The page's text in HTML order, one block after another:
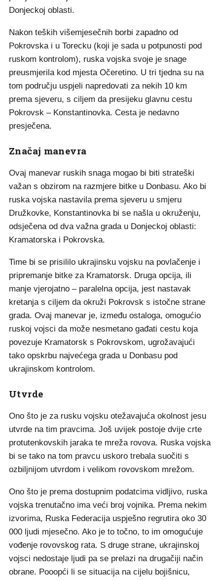
Donjeckoj oblasti.
Nakon teških višemjesečnih borbi zapadno od
Pokrovska i u Torecku (koji je sada u potpunosti pod
ruskom kontrolom), ruska vojska svoje je snage
preusmjerila kod mjesta Očeretino. U tri tjedna su na
tom području uspjeli napredovati za nekih 10 km
prema sjeveru, s ciljem da presijeku glavnu cestu
Pokrovsk – Konstantinovka. Cesta je nedavno
presječena.
Značaj manevra
Ovaj manevar ruskih snaga mogao bi biti strateški
važan s obzirom na razmjere bitke u Donbasu. Ako bi
ruska vojska nastavila prema sjeveru u smjeru
Družkovke, Konstantinovka bi se našla u okruženju,
odsječena od dva važna grada u Donjeckoj oblasti:
Kramatorska i Pokrovska.
Time bi se prisililo ukrajinsku vojsku na povlačenje i
pripremanje bitke za Kramatorsk. Druga opcija, ili
manje vjerojatno – paralelna opcija, jest nastavak
kretanja s ciljem da okruži Pokrovsk s istočne strane
grada. Ovaj manevar je, između ostaloga, omogućio
ruskoj vojsci da može nesmetano gađati cestu koja
povezuje Kramatorsk s Pokrovskom, ugrožavajući
tako opskrbu najvećega grada u Donbasu pod
ukrajinskom kontrolom.
Utvrde
Ono što je za rusku vojsku otežavajuća okolnost jesu
utvrde na tim pravcima. Još uvijek postoje dvije crte
protutenkovskih jaraka te mreža rovova. Ruska vojska
bi se tako na tom pravcu uskoro trebala suočiti s
ozbiljnijom utvrdom i velikom rovovskom mrežom.
Ono što je prema dostupnim podatcima vidljivo, ruska
vojska trenutačno ima veći broj vojnika. Prema nekim
izvorima, Ruska Federacija uspješno regrutira oko 30
000 ljudi mjesečno. Ako je to točno, to im omogućuje
vođenje rovovskog rata. S druge strane, ukrajinskoj
vojsci nedostaje ljudi pa se prelazi na drugačiji način
obrane. Pooopći li se situacija na cijelu bojišnicu,